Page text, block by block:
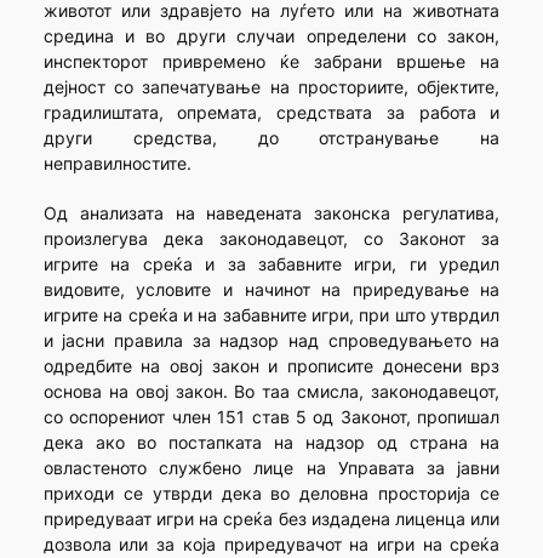
животот или здравјето на луѓето или на животната
средина и во други случаи определени со закон,
инспекторот привремено ќе забрани вршење на
дејност со запечатување на просториите, објектите,
градилиштата, опремата, средствата за работа и
други средства, до отстранување на
неправилностите.
Од анализата на наведената законска регулатива,
произлегува дека законодавецот, со Законот за
игрите на среќа и за забавните игри, ги уредил
видовите, условите и начинот на приредување на
игрите на среќа и на забавните игри, при што утврдил
и јасни правила за надзор над спроведувањето на
одредбите на овој закон и прописите донесени врз
основа на овој закон. Во таа смисла, законодавецот,
со оспорениот член 151 став 5 од Законот, пропишал
дека ако во постапката на надзор од страна на
овластеното службено лице на Управата за јавни
приходи се утврди дека во деловна просторија се
приредуваат игри на среќа без издадена лиценца или
дозвола или за која приредувачот на игри на среќа